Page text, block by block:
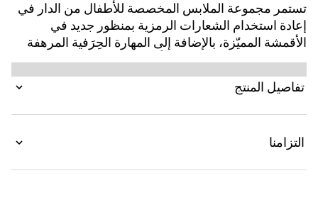
تستمر مجموعة الملابس المخصصة للأطفال من الدار في
إعادة استخدام الشعارات الرمزية بمنظور جديد في
الأقمشة المميّزة، بالإضافة إلى المهارة الحِرَفية المرهفة
والتدرجات اللونية الحديثة كلياً. يتم تقديم هذا التي شيرت
للأطفال بقطن جيرسي ويتميّز بشعار Gucci مع طبعة
شريط ويب وشعار G المتشابك.
تفاصيل المنتج
التزامنا